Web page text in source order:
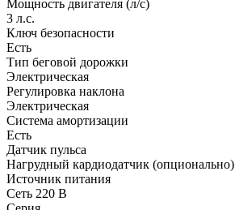
Мощность двигателя (л/с)
3 л.с.
Ключ безопасности
Есть
Тип беговой дорожки
Электрическая
Регулировка наклона
Электрическая
Система амортизации
Есть
Датчик пульса
Нагрудный кардиодатчик (опционально)
Источник питания
Сеть 220 В